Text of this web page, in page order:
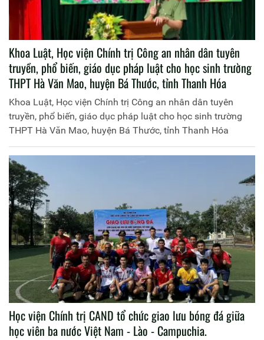
Khoa Luật, Học viện Chính trị Công an nhân dân tuyên
truyền, phổ biến, giáo dục pháp luật cho học sinh trường
THPT Hà Văn Mao, huyện Bá Thước, tỉnh Thanh Hóa
Khoa Luật, Học viện Chính trị Công an nhân dân tuyên
truyền, phổ biến, giáo dục pháp luật cho học sinh trường
THPT Hà Văn Mao, huyện Bá Thước, tỉnh Thanh Hóa
Học viện Chính trị CAND tổ chức giao lưu bóng đá giữa
học viên ba nước Việt Nam - Lào - Campuchia.